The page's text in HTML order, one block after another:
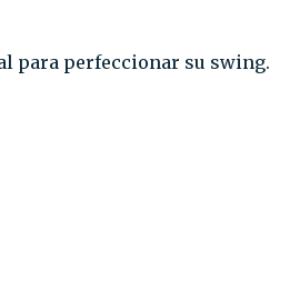
para perfeccionar su swing.